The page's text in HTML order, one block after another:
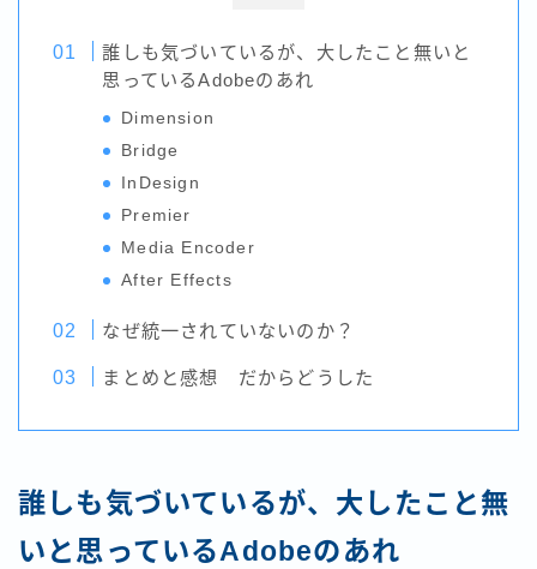
誰しも気づいているが、大したこと無いと
思っているAdobeのあれ
Dimension
Bridge
InDesign
Premier
Media Encoder
After Effects
なぜ統一されていないのか？
まとめと感想 だからどうした
誰しも気づいているが、大したこと無
いと思っているAdobeのあれ